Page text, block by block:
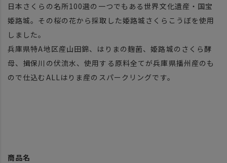
日本さくらの名所100選の一つでもある世界文化遺産・国宝
姫路城。その桜の花から採取した姫路城さくらこうぼを使用
しました。
兵庫県特A地区産山田錦、はりまの麹菌、姫路城のさくら酵
母、揖保川の伏流水、使用する原料全てが兵庫県播州産のも
ので仕込むALLはりま産のスパークリングです。
商品名